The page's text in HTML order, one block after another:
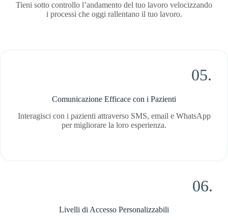
Tieni sotto controllo l’andamento del tuo lavoro velocizzando
i processi che oggi rallentano il tuo lavoro.
05.
Comunicazione Efficace con i Pazienti
Interagisci con i pazienti attraverso SMS, email e WhatsApp
per migliorare la loro esperienza.
06.
Livelli di Accesso Personalizzabili